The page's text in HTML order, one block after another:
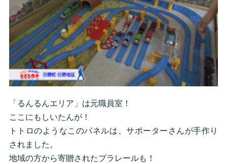
「るんるんエリア」は元職員室！
ここにもしいたんが！
トトロのようなこのパネルは、サポーターさんが手作り
されました。
地域の方から寄贈されたプラレールも！